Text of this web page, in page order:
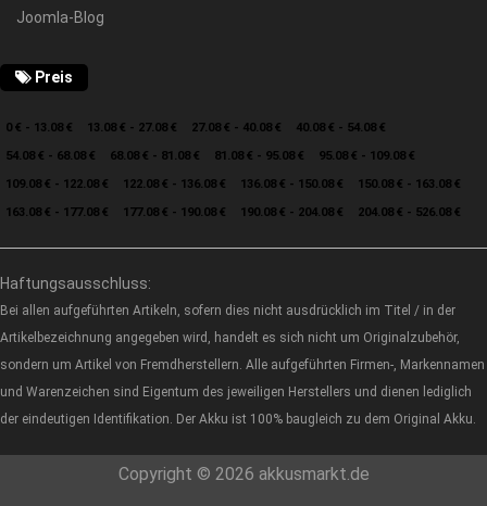
Joomla-Blog
Preis
0 € - 13.08 € 13.08 € - 27.08 € 27.08 € - 40.08 €
40.08 € - 54.08 €
54.08 € - 68.08 €
68.08 € - 81.08 € 81.08 € - 95.08 €
95.08 € - 109.08 €
109.08 € - 122.08 €
122.08 € - 136.08 € 136.08 € - 150.08 €
150.08 € - 163.08 €
163.08 € - 177.08 €
177.08 € - 190.08 € 190.08 € - 204.08 € 204.08 € - 526.08 €
Haftungsausschluss:
Bei allen aufgeführten Artikeln, sofern dies nicht ausdrücklich im Titel / in der
Artikelbezeichnung angegeben wird, handelt es sich nicht um Originalzubehör,
sondern um Artikel von Fremdherstellern. Alle aufgeführten Firmen-, Markennamen
und Warenzeichen sind Eigentum des jeweiligen Herstellers und dienen lediglich
der eindeutigen Identifikation. Der Akku ist 100% baugleich zu dem Original Akku.
Copyright © 2026 akkusmarkt.de